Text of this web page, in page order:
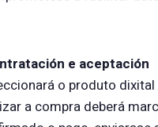
e aceptación
o produto
a compra deberá